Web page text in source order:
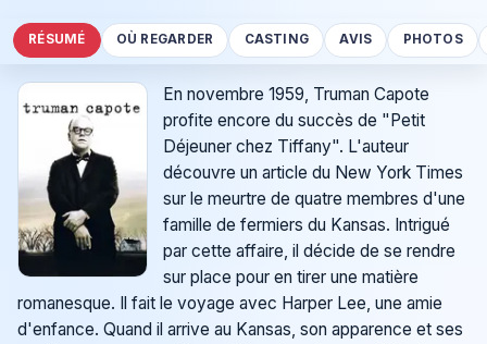
RÉSUMÉ OÙ REGARDER CASTING AVIS PHOTOS
En novembre 1959, Truman Capote
profite encore du succès de "Petit
Déjeuner chez Tiffany". L'auteur
découvre un article du New York Times
sur le meurtre de quatre membres d'une
famille de fermiers du Kansas. Intrigué
par cette affaire, il décide de se rendre
sur place pour en tirer une matière
romanesque. Il fait le voyage avec Harper Lee, une amie
d'enfance. Quand il arrive au Kansas, son apparence et ses